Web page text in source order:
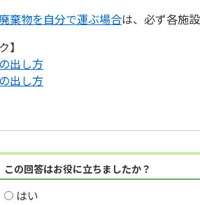
棄物を自分で運ぶ場合は、必ず各施
】
出し方
出し方
この回答はお役に立ちましたか？
はい